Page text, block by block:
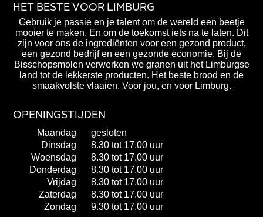
HET BESTE VOOR LIMBURG
Gebruik je passie en je talent om de wereld een beetje
mooier te maken. En om de toekomst iets na te laten. Dit
zijn voor ons de ingrediënten voor een gezond product,
een gezond bedrijf en een gezonde economie. Bij de
Bisschopsmolen verwerken we granen uit het Limburgse
land tot de lekkerste producten. Het beste brood en de
smaakvolste vlaaien. Voor jou, en voor Limburg.
OPENINGSTIJDEN
Maandag
gesloten
Dinsdag
8.30 tot 17.00 uur
Woensdag
8.30 tot 17.00 uur
Donderdag
8.30 tot 17.00 uur
Vrijdag
8.30 tot 17.00 uur
Zaterdag
8.30 tot 17.00 uur
Zondag
9.30 tot 17.00 uur